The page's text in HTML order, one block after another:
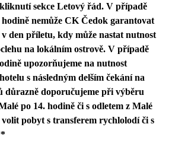
sekce Letový řád. V případě
nemůže CK Čedok garantovat
den příletu, kdy může nastat nutnost
na lokálním ostrově. V případě
upozorňujeme na nutnost
s následným delším čekání na
důrazně doporučujeme při výběru
po 14. hodině či s odletem z Malé
pobyt s transferem rychlolodí či s